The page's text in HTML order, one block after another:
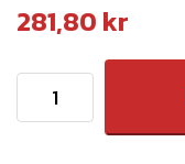
281,80 kr
O